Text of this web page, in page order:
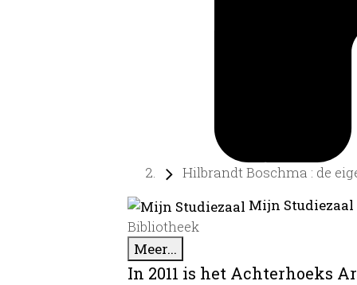
Hilbrandt Boschma : de
Mijn
Bibliotheek
Meer...
In 2011 is het Achterhoeks